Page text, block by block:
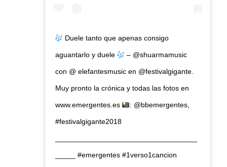
Duele tanto que apenas consigo
aguantarlo y duele – @shuarmamusic
con @ elefantesmusic en @festivalgigante.
Muy pronto la crónica y todas las fotos en
www.emergentes.es : @bbemergentes,
#festivalgigante2018
_____ #emergentes #1verso1cancion